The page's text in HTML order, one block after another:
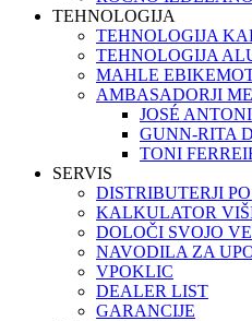
TEHNOLOGIJA
TEHNOLOGIJA
TEHNOLOGIJA
MAHLE
AMBASADORJI
JOSÉ
GUNN-RITA
TONI
SERVIS
DISTRIBUTERJI
KALKULATOR
DOLOČI SVOJO
NAVODILA ZA
VPOKLIC
DEALER LIST
GARANCIJE